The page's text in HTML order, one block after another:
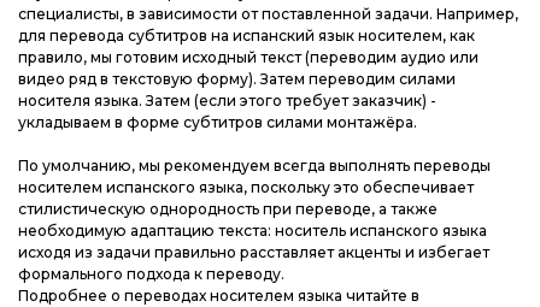
специалисты, в зависимости от поставленной задачи. Например,
для перевода субтитров на испанский язык носителем, как
правило, мы готовим исходный текст (переводим аудио или
видео ряд в текстовую форму). Затем переводим силами
носителя языка. Затем (если этого требует заказчик) -
укладываем в форме субтитров силами монтажёра.
По умолчанию, мы рекомендуем всегда выполнять переводы
носителем испанского языка, поскольку это обеспечивает
стилистическую однородность при переводе, а также
необходимую адаптацию текста: носитель испанского языка
исходя из задачи правильно расставляет акценты и избегает
формального подхода к переводу.
Подробнее о переводах носителем языка читайте в